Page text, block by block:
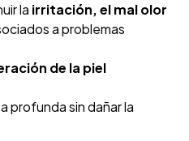
la irritación, el mal olor
a problemas
de la piel
profunda sin dañar la